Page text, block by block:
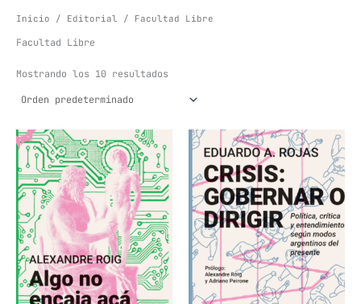
Inicio / Editorial / Facultad Libre
Facultad Libre
Mostrando los 10 resultados